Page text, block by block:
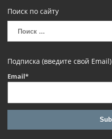
Поиск по сайту
Подписка (введите свой Email)
Email*